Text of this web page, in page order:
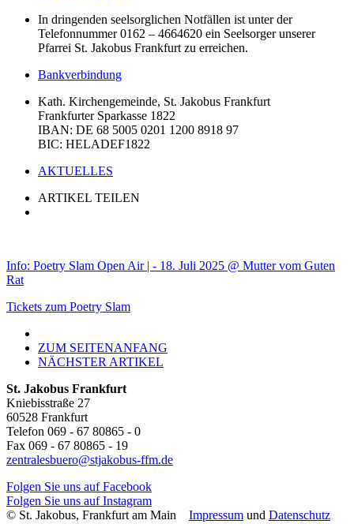
In dringenden seelsorglichen Notfällen ist unter der
Telefonnummer 0162 – 4664620 ein Seelsorger unserer
Pfarrei St. Jakobus Frankfurt zu erreichen.
Bankverbindung
Kath. Kirchengemeinde, St. Jakobus Frankfurt
Frankfurter Sparkasse 1822
IBAN: DE 68 5005 0201 1200 8918 97
BIC: HELADEF1822
AKTUELLES
ARTIKEL TEILEN
Info: Poetry Slam Open Air | - 18. Juli 2025 @ Mutter vom Guten
Rat
Tickets zum Poetry Slam
ZUM SEITENANFANG
NÄCHSTER ARTIKEL
St. Jakobus Frankfurt
Kniebisstraße 27
60528 Frankfurt
Telefon 069 - 67 80865 - 0
Fax 069 - 67 80865 - 19
zentralesbuero@stjakobus-ffm.de
Folgen Sie uns auf Facebook
Folgen Sie uns auf Instagram
© St. Jakobus, Frankfurt am Main Impressum und Datenschutz